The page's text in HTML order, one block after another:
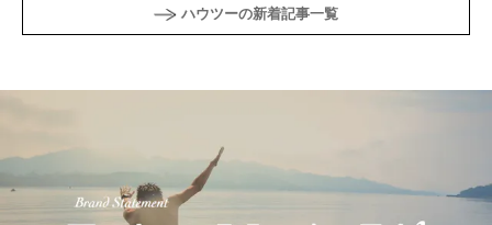
ハウツーの新着記事一覧